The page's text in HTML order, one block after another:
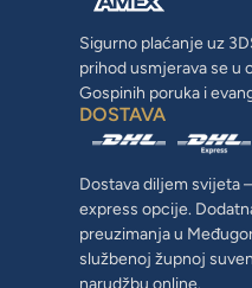
Sigurno plaćanje uz
prihod usmjerava se u
Gospinih poruka i
DOSTAVA
Dostava diljem svijeta
express opcije.
preuzimanja u
službenoj župnoj
narudžbu online.